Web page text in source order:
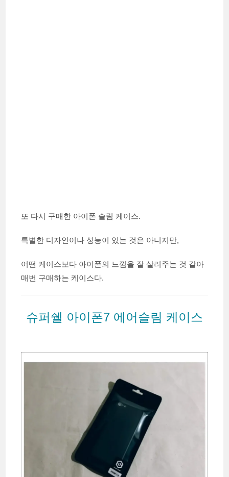
또 다시 구매한 아이폰 슬림 케이스.
특별한 디자인이나 성능이 있는 것은 아니지만,
어떤 케이스보다 아이폰의 느낌을 잘 살려주는 것 같아
매번 구매하는 케이스다.
슈퍼쉘 아이폰7 에어슬림 케이스